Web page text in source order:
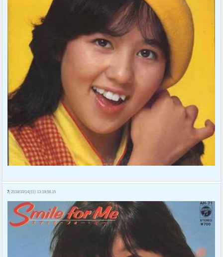
7: 2018/10/14(日) 13:19:58.15